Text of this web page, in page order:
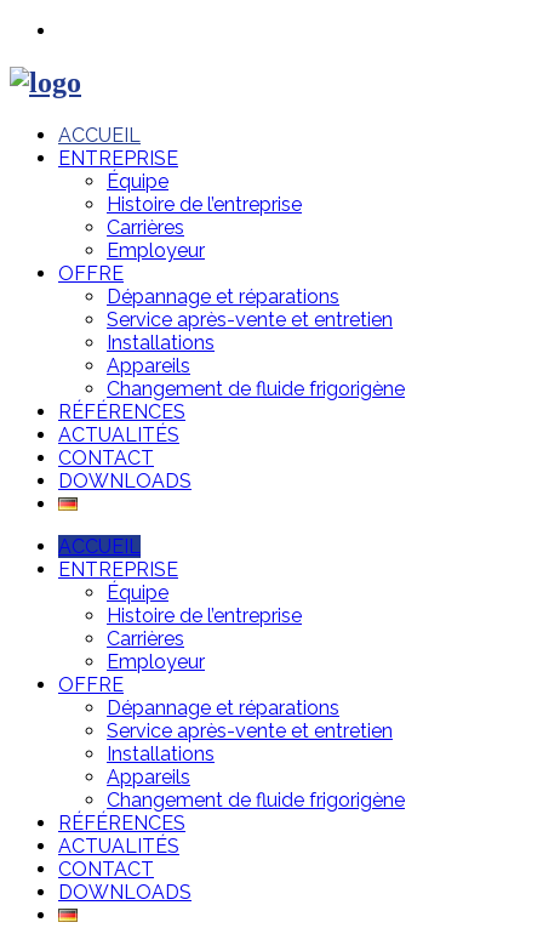
ACCUEIL
ENTREPRISE
Équipe
Histoire de l’entreprise
Carrières
Employeur
OFFRE
Dépannage et réparations
Service après-vente et entretien
Installations
Appareils
Changement de fluide frigorigène
RÉFÉRENCES
ACTUALITÉS
CONTACT
DOWNLOADS
ACCUEIL
ENTREPRISE
Équipe
Histoire de l’entreprise
Carrières
Employeur
OFFRE
Dépannage et réparations
Service après-vente et entretien
Installations
Appareils
Changement de fluide frigorigène
RÉFÉRENCES
ACTUALITÉS
CONTACT
DOWNLOADS